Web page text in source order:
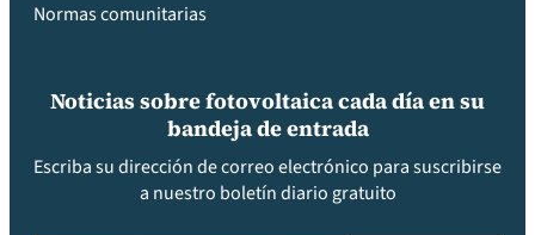
Normas comunitarias
Noticias sobre fotovoltaica cada día en su
bandeja de entrada
Escriba su dirección de correo electrónico para suscribirse
a nuestro boletín diario gratuito